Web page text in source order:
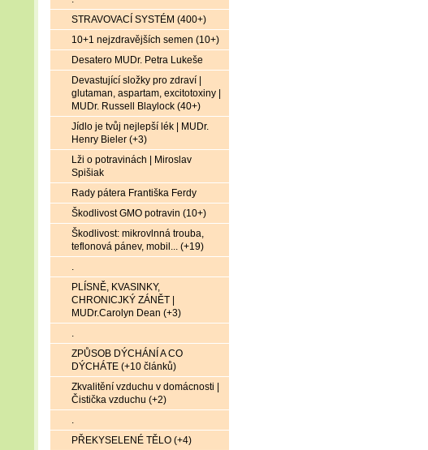
STRAVOVACÍ SYSTÉM (400+)
10+1 nejzdravějších semen (10+)
Desatero MUDr. Petra Lukeše
Devastující složky pro zdraví |
glutaman, aspartam, excitotoxiny |
MUDr. Russell Blaylock (40+)
Jídlo je tvůj nejlepší lék | MUDr.
Henry Bieler (+3)
Lži o potravinách | Miroslav
Spišiak
Rady pátera Františka Ferdy
Škodlivost GMO potravin (10+)
Škodlivost: mikrovlnná trouba,
teflonová pánev, mobil... (+19)
.
PLÍSNĚ, KVASINKY,
CHRONICJKÝ ZÁNĚT |
MUDr.Carolyn Dean (+3)
.
ZPŮSOB DÝCHÁNÍ A CO
DÝCHÁTE (+10 článků)
Zkvalitění vzduchu v domácnosti |
Čistička vzduchu (+2)
.
PŘEKYSELENÉ TĚLO (+4)